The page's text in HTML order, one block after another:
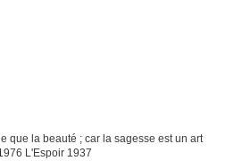
que la beauté ; car la sagesse est un art
L'Espoir 1937